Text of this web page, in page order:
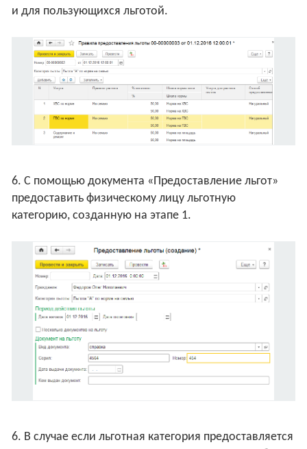
и для пользующихся льготой.
6. С помощью документа «Предоставление льгот»
предоставить физическому лицу льготную
категорию, созданную на этапе 1.
6. В случае если льготная категория предоставляется